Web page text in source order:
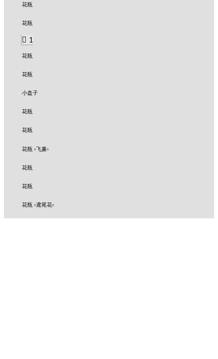
花瓶
花瓶
1
花瓶
花瓶
小盘子
花瓶
花瓶
花瓶 «飞廉»
花瓶
花瓶
花瓶 «鸢尾花»